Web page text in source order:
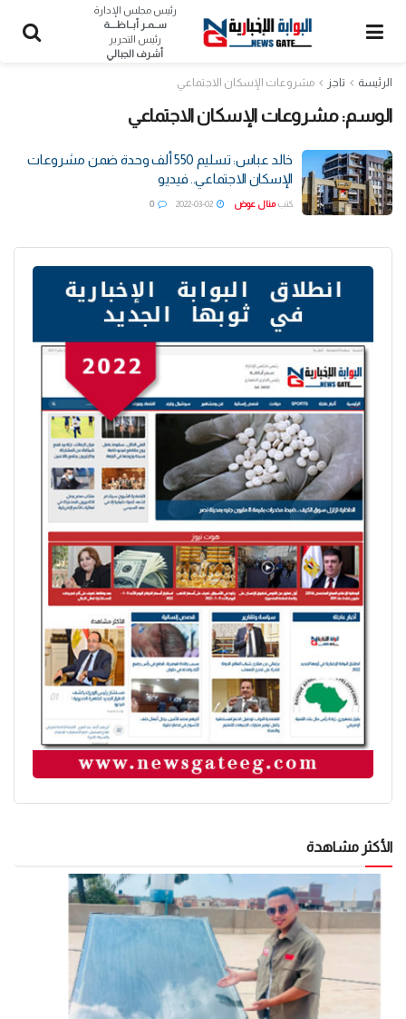
رئيس مجلس الإدارة
ســمـر أبــاظــــة
رئيس التحرير
أشرف الجبالي
الرئيسة تاجز مشروعات الإسكان الاجتماعي
الوسم:مشروعات الإسكان الاجتماعي
خالد عباس: تسليم 550 ألف وحدة ضمن مشروعات
الإسكان الاجتماعي.. فيديو
كتب منال عوض 0
الأكثر مشاهدة